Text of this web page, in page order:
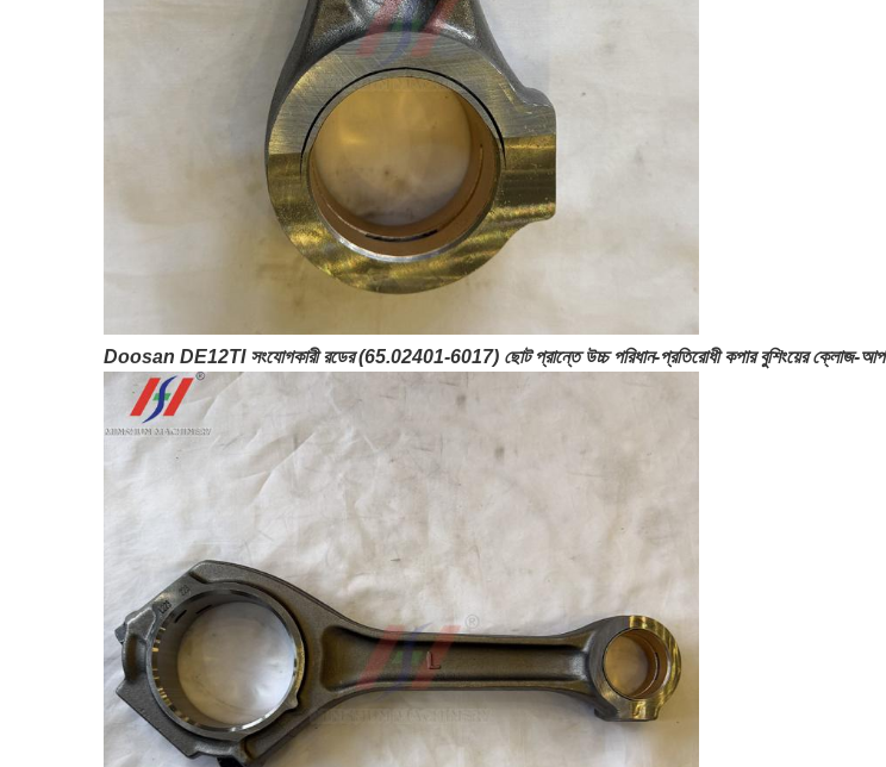
Doosan DE12TI সংযোগকারী রডের (65.02401-6017) ছোট প্রান্তে উচ্চ পরিধান-প্রতিরোধী কপার বুশিংয়ের ক্লোজ-আপ